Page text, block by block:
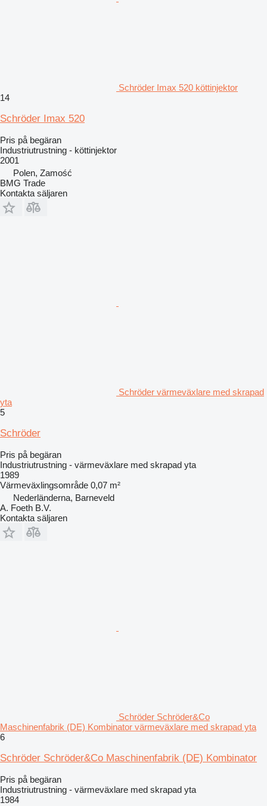
Schröder Imax 520 köttinjektor
14
Schröder Imax 520
Pris på begäran
Industriutrustning - köttinjektor
2001
Polen, Zamość
BMG Trade
Kontakta säljaren
Schröder värmeväxlare med skrapad
yta
5
Schröder
Pris på begäran
Industriutrustning - värmeväxlare med skrapad yta
1989
Värmeväxlingsområde 0,07 m²
Nederländerna, Barneveld
A. Foeth B.V.
Kontakta säljaren
Schröder Schröder&Co
Maschinenfabrik (DE) Kombinator värmeväxlare med skrapad yta
6
Schröder Schröder&Co Maschinenfabrik (DE) Kombinator
Pris på begäran
Industriutrustning - värmeväxlare med skrapad yta
1984